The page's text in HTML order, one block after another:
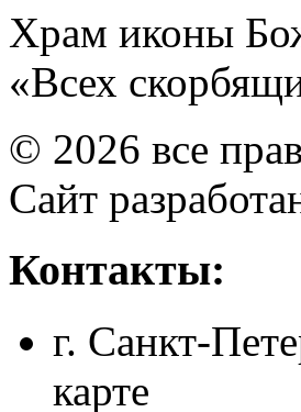
Храм иконы
«Всех
© 2026 все
Сайт
Контакты:
г. Санкт-
карте